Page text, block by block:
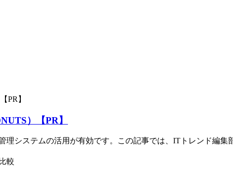
）【PR】
理システムの活用が有効です。この記事では、ITトレンド編